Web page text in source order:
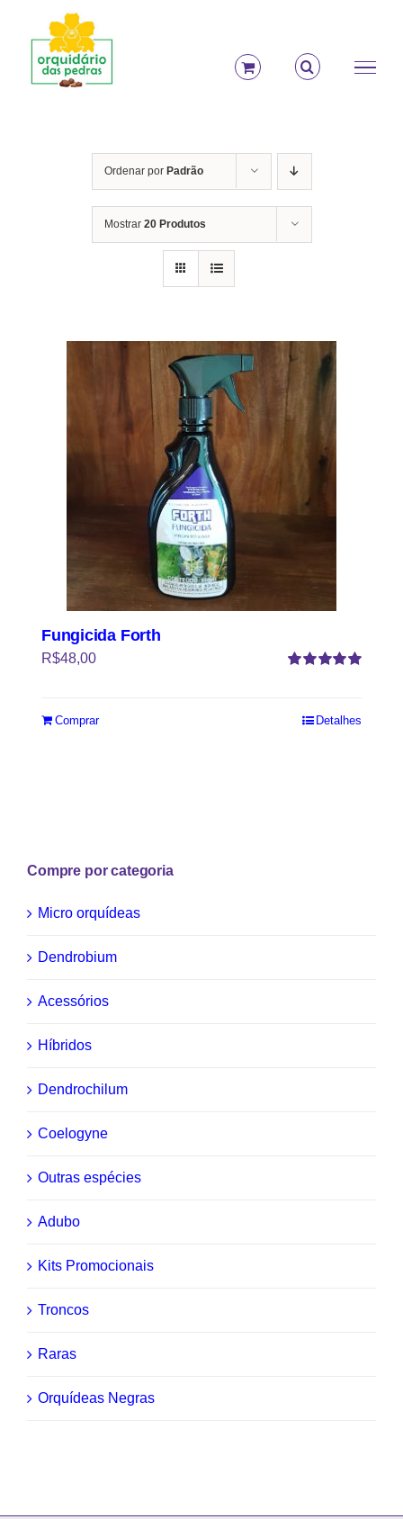
conteúdo
Ordenar por Padrão
Mostrar 20 Produtos
Fungicida Forth
R$48,00
Comprar Detalhes
Compre por categoria
Micro orquídeas
Dendrobium
Acessórios
Híbridos
Dendrochilum
Coelogyne
Outras espécies
Adubo
Kits Promocionais
Troncos
Raras
Orquídeas Negras